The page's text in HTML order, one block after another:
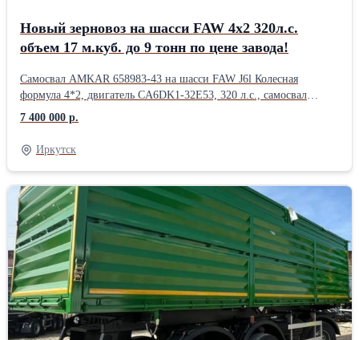
Новый зерновоз на шасси FAW 4x2 320л.с.
объем 17 м.куб. до 9 тонн по цене завода!
Самосвал AMKAR 658983-43 на шасси FAW J6l Колесная
формула 4*2, двигатель CA6DK1-32E53, 320 л.с., самосвал
категории N3 Платформа 5000x2360x1410 мм. Объём 17 куб.м.
Полная масса 17 800, г/п 9 050 3-х сторонняя разгрузка.
7 400 000 р.
Иркутск